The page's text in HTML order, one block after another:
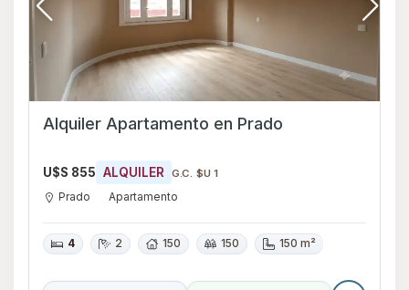
Alquiler Apartamento en Prado
U$S 855 ALQUILER G.C. $U 1
Prado Apartamento
4 2 150 150 150 m²